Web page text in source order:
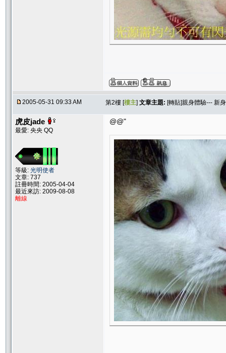
2005-05-31 09:33 AM 第2樓 [樓主] 文章主題: [轉貼]親身體驗--- 新
虎皮jade
最愛: 央央 QQ
等級: 光明使者
文章: 737
註冊時間: 2005-04-04
最近來訪: 2009-08-08
離線
@@"